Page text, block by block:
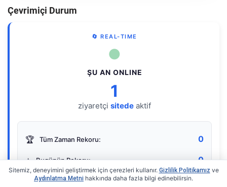
Çevrimiçi Durum
🔄 REAL-TIME
●
ŞU AN ONLINE
1
ziyaretçi sitede aktif
🏆 Tüm Zaman Rekoru: 0
⭐ Bugünün Rekoru: 0
Sitemiz, deneyimini geliştirmek için çerezleri kullanır. Gizlilik Politikamız ve
Aydınlatma Metni hakkında daha fazla bilgi edinebilirsin.